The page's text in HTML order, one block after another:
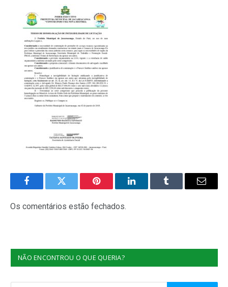
FacebookTwitter Pinterest O
Tumblr
E-
Os comentários estão fechados.
NÃO ENCONTROU O QUE QUERIA?